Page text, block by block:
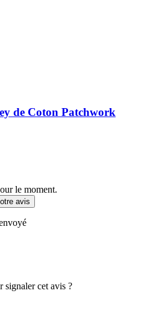
de Coton Patchwork
le moment.
avis
signaler cet avis ?